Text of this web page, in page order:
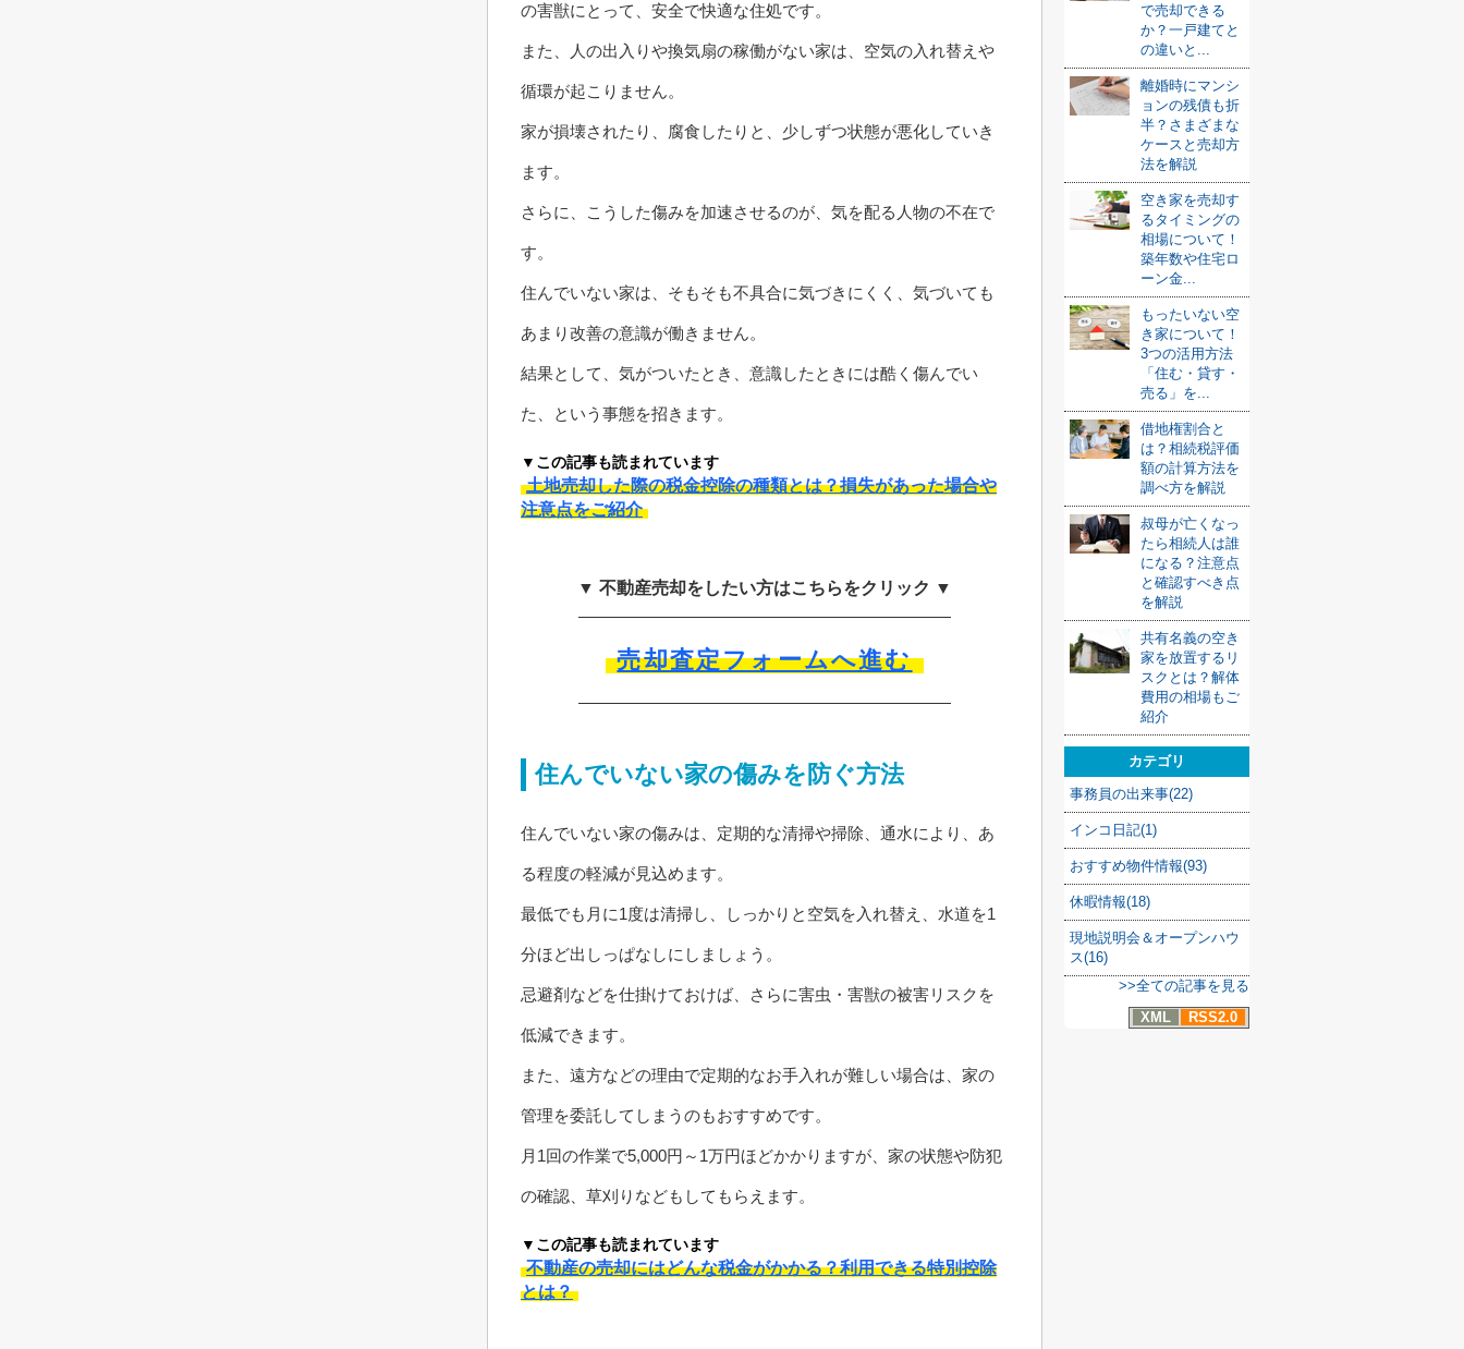
の害獣にとって、安全で快適な住処です。
また、人の出入りや換気扇の稼働がない家は、空気の入れ替えや
循環が起こりません。
家が損壊されたり、腐食したりと、少しずつ状態が悪化していき
ます。
さらに、こうした傷みを加速させるのが、気を配る人物の不在で
す。
住んでいない家は、そもそも不具合に気づきにくく、気づいても
あまり改善の意識が働きません。
結果として、気がついたとき、意識したときには酷く傷んでい
た、という事態を招きます。
▼この記事も読まれています
土地売却した際の税金控除の種類とは？損失があった場合や
注意点をご紹介
▼ 不動産売却をしたい方はこちらをクリック ▼
売却査定フォームへ進む
住んでいない家の傷みを防ぐ方法
住んでいない家の傷みは、定期的な清掃や掃除、通水により、あ
る程度の軽減が見込めます。
最低でも月に1度は清掃し、しっかりと空気を入れ替え、水道を1
分ほど出しっぱなしにしましょう。
忌避剤などを仕掛けておけば、さらに害虫・害獣の被害リスクを
低減できます。
また、遠方などの理由で定期的なお手入れが難しい場合は、家の
管理を委託してしまうのもおすすめです。
月1回の作業で5,000円～1万円ほどかかりますが、家の状態や防犯
の確認、草刈りなどもしてもらえます。
▼この記事も読まれています
不動産の売却にはどんな税金がかかる？利用できる特別控除
とは？
で売却できる
か？一戸建てと
の違いと...
離婚時にマンシ
ョンの残債も折
半？さまざまな
ケースと売却方
法を解説
空き家を売却す
るタイミングの
相場について！
築年数や住宅ロ
ーン金...
もったいない空
き家について！
3つの活用方法
「住む・貸す・
売る」を...
借地権割合と
は？相続税評価
額の計算方法を
調べ方を解説
叔母が亡くなっ
たら相続人は誰
になる？注意点
と確認すべき点
を解説
共有名義の空き
家を放置するリ
スクとは？解体
費用の相場もご
紹介
カテゴリ
事務員の出来事(22)
インコ日記(1)
おすすめ物件情報(93)
休暇情報(18)
現地説明会＆オープンハウ
ス(16)
>>全ての記事を見る
XML
RSS2.0